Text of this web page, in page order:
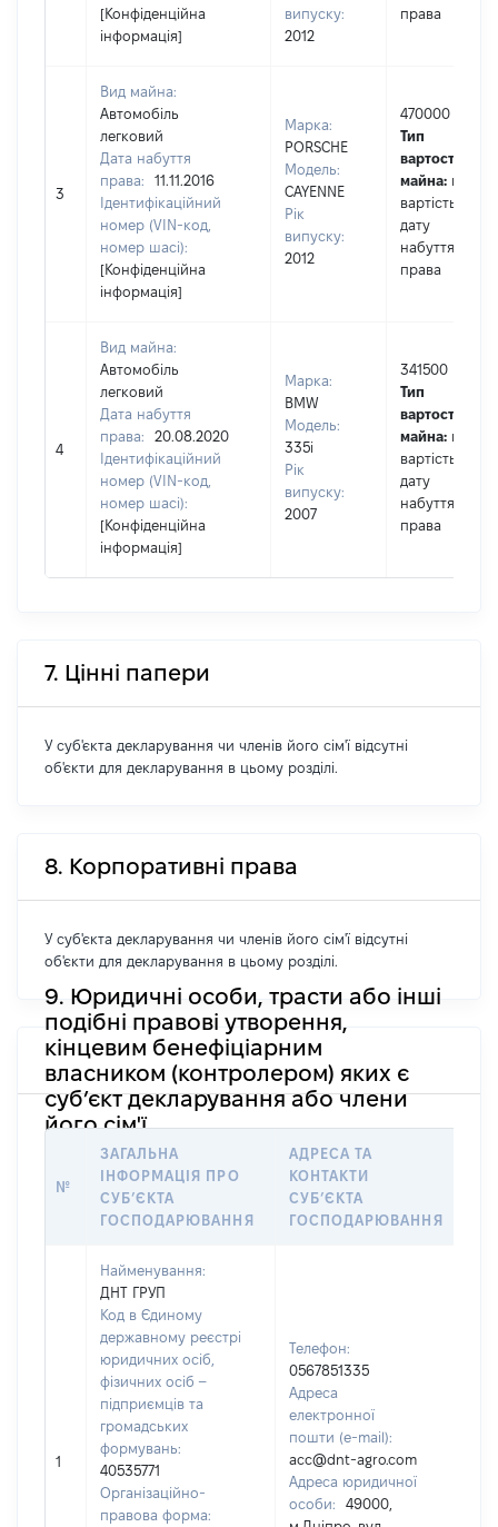
[Конфіденційна
інформація]
випуску:
2012
права
3
Вид майна:
Автомобіль
легковий
Дата набуття
права:
11.11.2016
Ідентифікаційний
номер (VIN-код,
номер шасі):
[Конфіденційна
інформація]
Марка:
PORSCHE
Модель:
CAYENNE
Рік
випуску:
2012
470000
Тип
вартості
майна: це
вартість на
дату
набуття
права
4
Вид майна:
Автомобіль
легковий
Дата набуття
права:
20.08.2020
Ідентифікаційний
номер (VIN-код,
номер шасі):
[Конфіденційна
інформація]
Марка:
BMW
Модель:
335i
Рік
випуску:
2007
341500
Тип
вартості
майна: це
вартість на
дату
набуття
права
7. Цінні папери
У суб'єкта декларування чи членів його сім'ї відсутні
об'єкти для декларування в цьому розділі.
8. Корпоративні права
У суб'єкта декларування чи членів його сім'ї відсутні
об'єкти для декларування в цьому розділі.
9. Юридичні особи, трасти або інші
подібні правові утворення,
кінцевим бенефіціарним
власником (контролером) яких є
суб’єкт декларування або члени
його сім'ї
№
ЗАГАЛЬНА
ІНФОРМАЦІЯ ПРО
СУБʼЄКТА
ГОСПОДАРЮВАННЯ
АДРЕСА ТА
КОНТАКТИ
СУБʼЄКТА
ГОСПОДАРЮВАННЯ
1
Найменування:
ДНТ ГРУП
Код в Єдиному
державному реєстрі
юридичних осіб,
фізичних осіб –
підприємців та
громадських
формувань:
40535771
Організаційно-
правова форма:
Телефон:
0567851335
Адреса
електронної
пошти (e-mail):
acc@dnt-agro.com
Адреса юридичної
особи:
49000,